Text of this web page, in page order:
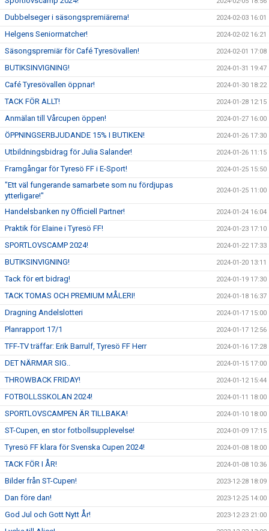
Dubbelseger i säsongspremiärerna! 2024-02-03 16:01
Helgens Seniormatcher! 2024-02-02 16:21
Säsongspremiär för Café Tyresövallen! 2024-02-01 17:08
BUTIKSINVIGNING! 2024-01-31 19:47
Café Tyresövallen öppnar! 2024-01-30 18:22
TACK FÖR ALLT! 2024-01-28 12:15
Anmälan till Vårcupen öppen! 2024-01-27 16:00
ÖPPNINGSERBJUDANDE 15% I BUTIKEN! 2024-01-26 17:30
Utbildningsbidrag för Julia Salander! 2024-01-26 11:15
Framgångar för Tyresö FF i E-Sport! 2024-01-25 15:50
"Ett väl fungerande samarbete som nu fördjupas
ytterligare!"
2024-01-25 11:00
Handelsbanken ny Officiell Partner! 2024-01-24 16:04
Praktik för Elaine i Tyresö FF! 2024-01-23 17:10
SPORTLOVSCAMP 2024! 2024-01-22 17:33
BUTIKSINVIGNING! 2024-01-20 13:11
Tack för ert bidrag! 2024-01-19 17:30
TACK TOMAS OCH PREMIUM MÅLERI! 2024-01-18 16:37
Dragning Andelslotteri 2024-01-17 15:00
Planrapport 17/1 2024-01-17 12:56
TFF-TV träffar: Erik Barrulf, Tyresö FF Herr 2024-01-16 17:28
DET NÄRMAR SIG.. 2024-01-15 17:00
THROWBACK FRIDAY! 2024-01-12 15:44
FOTBOLLSSKOLAN 2024! 2024-01-11 18:00
SPORTLOVSCAMPEN ÄR TILLBAKA! 2024-01-10 18:00
ST-Cupen, en stor fotbollsupplevelse! 2024-01-09 17:15
Tyresö FF klara för Svenska Cupen 2024! 2024-01-08 18:00
TACK FÖR I ÅR! 2024-01-08 10:36
Bilder från ST-Cupen! 2023-12-28 18:09
Dan före dan! 2023-12-25 14:00
God Jul och Gott Nytt År! 2023-12-23 21:00